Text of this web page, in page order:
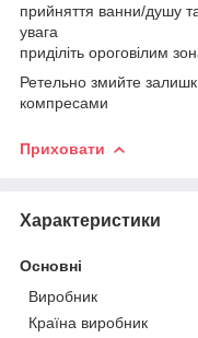
прийняття ванни/душу
увага
приділіть ороговілим
Ретельно змийте
компресами
Приховати
Характеристики
Основні
Виробник
Країна виробник